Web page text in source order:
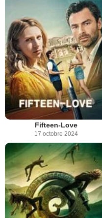
Fifteen-Love
17 octobre 2024